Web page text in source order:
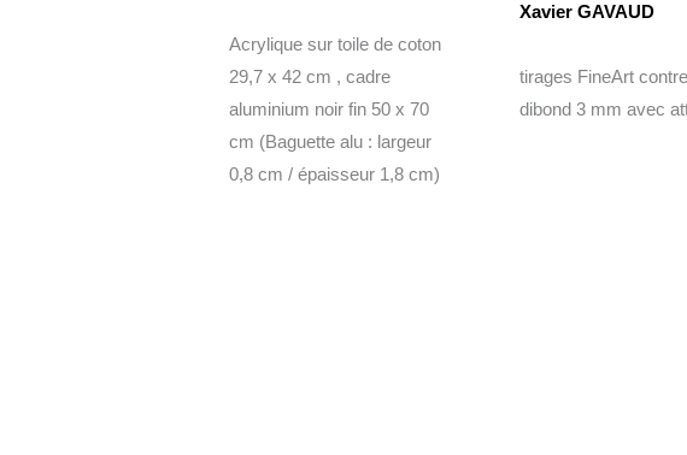
Acrylique sur toile de coton
29,7 x 42 cm , cadre
aluminium noir fin 50 x 70
cm (Baguette alu : largeur
0,8 cm / épaisseur 1,8 cm)
Xavier GAVAUD
tirages FineArt
dibond 3 mm avec